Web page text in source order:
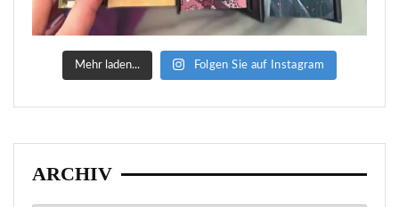
Mehr laden... Folgen Sie auf Instagram
ARCHIV